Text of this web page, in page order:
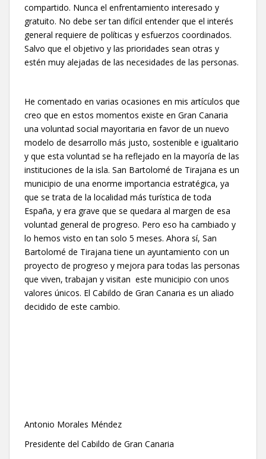
compartido. Nunca el enfrentamiento interesado y
gratuito. No debe ser tan difícil entender que el interés
general requiere de políticas y esfuerzos coordinados.
Salvo que el objetivo y las prioridades sean otras y
estén muy alejadas de las necesidades de las personas.
He comentado en varias ocasiones en mis artículos que
creo que en estos momentos existe en Gran Canaria
una voluntad social mayoritaria en favor de un nuevo
modelo de desarrollo más justo, sostenible e igualitario
y que esta voluntad se ha reflejado en la mayoría de las
instituciones de la isla. San Bartolomé de Tirajana es un
municipio de una enorme importancia estratégica, ya
que se trata de la localidad más turística de toda
España, y era grave que se quedara al margen de esa
voluntad general de progreso. Pero eso ha cambiado y
lo hemos visto en tan solo 5 meses. Ahora sí, San
Bartolomé de Tirajana tiene un ayuntamiento con un
proyecto de progreso y mejora para todas las personas
que viven, trabajan y visitan este municipio con unos
valores únicos. El Cabildo de Gran Canaria es un aliado
decidido de este cambio.
Antonio Morales Méndez
Presidente del Cabildo de Gran Canaria